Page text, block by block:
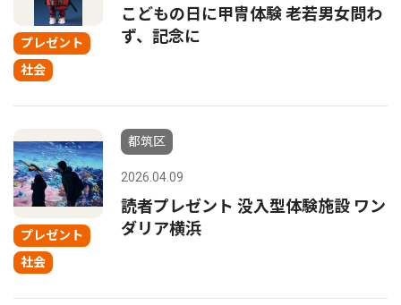
プレゼント
社会
こどもの日に甲冑体験 老若男女問わ
ず、記念に
プレゼント
社会
都筑区
2026.04.09
読者プレゼント 没入型体験施設 ワン
ダリア横浜